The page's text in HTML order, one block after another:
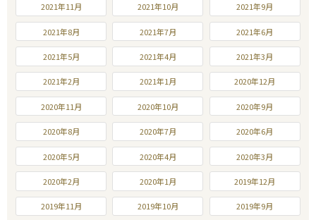
2021年11月 2021年10月 2021年9月
2021年8月 2021年7月 2021年6月
2021年5月 2021年4月 2021年3月
2021年2月 2021年1月 2020年12月
2020年11月 2020年10月 2020年9月
2020年8月 2020年7月 2020年6月
2020年5月 2020年4月 2020年3月
2020年2月 2020年1月 2019年12月
2019年11月 2019年10月 2019年9月